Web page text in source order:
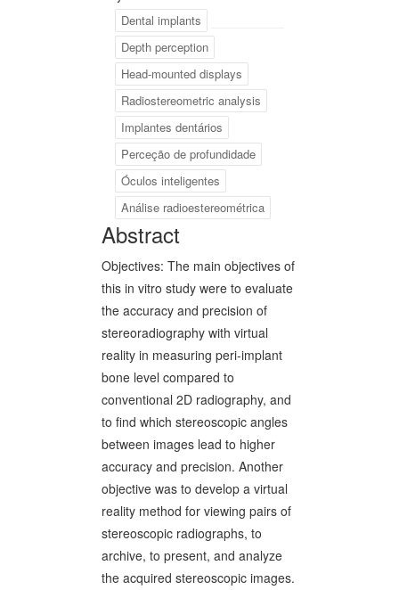
Dental implants
Depth perception
Head-mounted displays
Radiostereometric analysis
Implantes dentários
Perceção de profundidade
Óculos inteligentes
Análise radioestereométrica
Abstract
Objectives: The main objectives of
this in vitro study were to evaluate
the accuracy and precision of
stereoradiography with virtual
reality in measuring peri-implant
bone level compared to
conventional 2D radiography, and
to find which stereoscopic angles
between images lead to higher
accuracy and precision. Another
objective was to develop a virtual
reality method for viewing pairs of
stereoscopic radiographs, to
archive, to present, and analyze
the acquired stereoscopic images.